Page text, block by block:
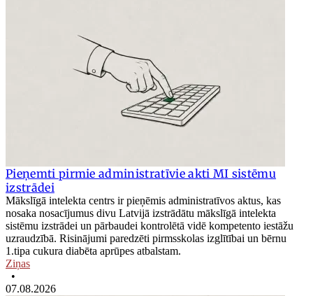
Pieņemti pirmie administratīvie akti MI sistēmu
izstrādei
Mākslīgā intelekta centrs ir pieņēmis administratīvos aktus, kas
nosaka nosacījumus divu Latvijā izstrādātu mākslīgā intelekta
sistēmu izstrādei un pārbaudei kontrolētā vidē kompetento iestāžu
uzraudzībā. Risinājumi paredzēti pirmsskolas izglītībai un bērnu
1.tipa cukura diabēta aprūpes atbalstam.
Ziņas
•
07.08.2026